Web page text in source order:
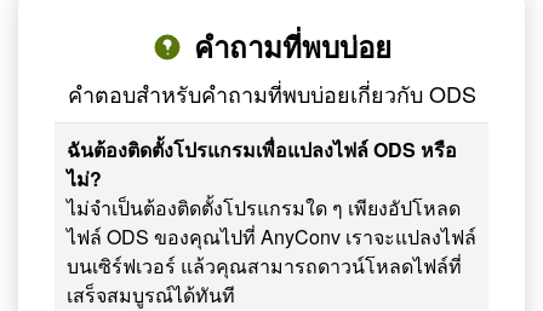
คำถามที่พบบ่อย
คำตอบสำหรับคำถามที่พบบ่อยเกี่ยวกับ ODS
ฉันต้องติดตั้งโปรแกรมเพื่อแปลงไฟล์ ODS หรือ
ไม่?
ไม่จำเป็นต้องติดตั้งโปรแกรมใด ๆ เพียงอัปโหลด
ไฟล์ ODS ของคุณไปที่ AnyConv เราจะแปลงไฟล์
บนเซิร์ฟเวอร์ แล้วคุณสามารถดาวน์โหลดไฟล์ที่
เสร็จสมบูรณ์ได้ทันที